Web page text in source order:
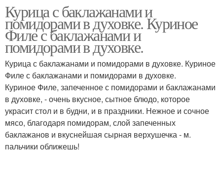
Курица с кабачками Курица с картофелем
Кабачки с курицей Курица с картошкой
Целая курица
Курица с баклажанами и
помидорами в духовке. Куриное
Филе с баклажанами и
помидорами в духовке.
Курица с баклажанами и помидорами в духовке. Куриное
Филе с баклажанами и помидорами в духовке.
Куриное Филе, запеченное с помидорами и баклажанами
в духовке, - очень вкусное, сытное блюдо, которое
украсит стол и в будни, и в праздники. Нежное и сочное
мясо, благодаря помидорам, слой запеченных
баклажанов и вкуснейшая сырная верхушечка - м.
пальчики оближешь!